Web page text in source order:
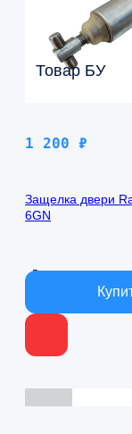
Товар БУ
1 200 ₽
Защелка двери
6GN
В наличии